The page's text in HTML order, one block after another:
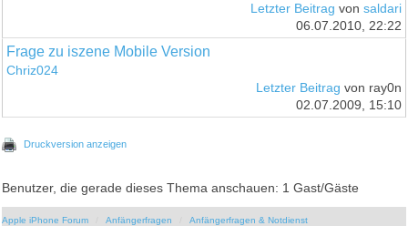
Letzter Beitrag von saldari
06.07.2010, 22:22
Frage zu iszene Mobile Version
Chriz024
Letzter Beitrag von ray0n
02.07.2009, 15:10
Druckversion anzeigen
Benutzer, die gerade dieses Thema anschauen: 1 Gast/Gäste
Apple iPhone Forum Anfängerfragen Anfängerfragen & Notdienst